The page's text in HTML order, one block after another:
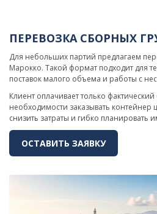
ПЕРЕВОЗКА СБОРНЫХ
Для небольших партий предлагаем
Марокко. Такой формат подходит для
поставок малого объема и работы с
Клиент оплачивает только
необходимости заказывать контейнер
снизить затраты и гибко планировать
ОСТАВИТЬ ЗАЯВКУ